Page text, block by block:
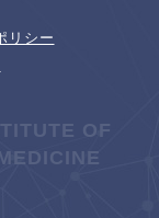
リシー
OF